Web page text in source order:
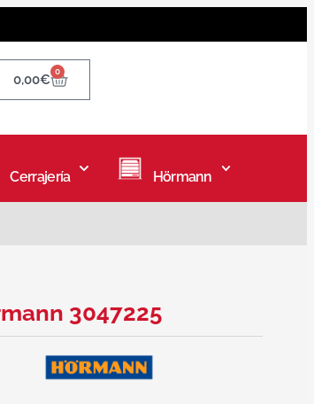
0,00€ 0
Cerrajería Hörmann
3047225